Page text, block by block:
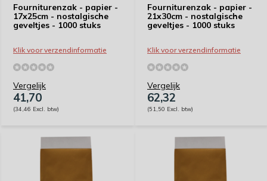
Fourniturenzak - papier -
17x25cm - nostalgische
geveltjes - 1000 stuks
Klik voor verzendinformatie
Vergelijk
41,70
(34,46 Excl. btw)
Fourniturenzak - papier -
21x30cm - nostalgische
geveltjes - 1000 stuks
Klik voor verzendinformatie
Vergelijk
62,32
(51,50 Excl. btw)